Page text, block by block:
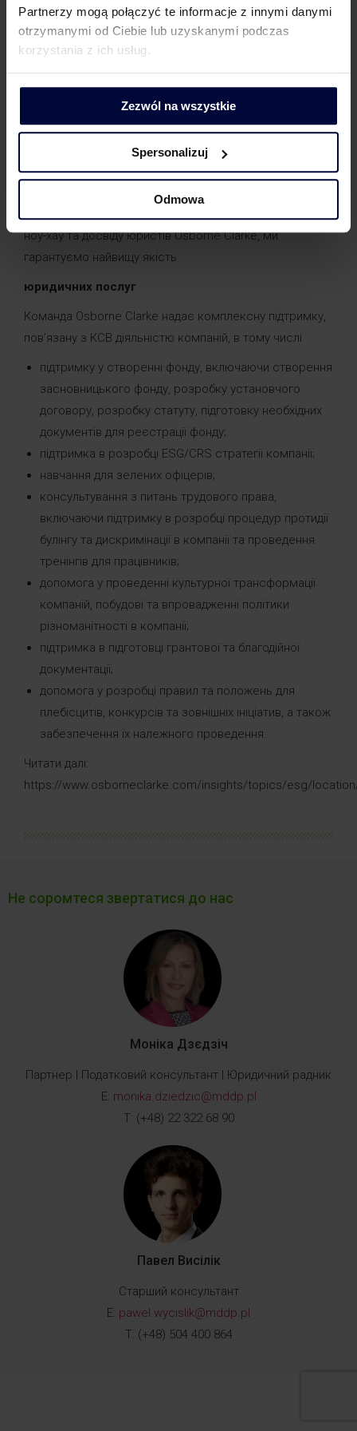
Partnerzy mogą połączyć te informacje z innymi danymi
otrzymanymi od Ciebie lub uzyskanymi podczas
korzystania z ich usług.
Zezwól na wszystkie
Spersonalizuj
Odmowa
Юридична підтримка
У співпраці з Osborne Clarke – однією з найбільших
юридичних фірм у світі – ми пропонуємо комплексну
юридичну підтримку, необхідну для безпечного та
ефективного ведення соціально відповідального
бізнесу – як на польському ринку, так і на
ноу-хау та досвіду юристів Osborne Clarke, ми
гарантуємо найвищу якість
юридичних послуг
Команда Osborne Clarke надає комплексну підтримку,
пов’язану з КСВ діяльністю компаній, в тому числі
підтримку у створенні фонду, включаючи створення
засновницького фонду, розробку установчого
договору, розробку статуту, підготовку необхідних
документів для реєстрації фонду;
підтримка в розробці ESG/CRS стратегії компанії;
навчання для зелених офіцерів;
консультування з питань трудового права,
включаючи підтримку в розробці процедур протидії
булінгу та дискримінації в компанії та проведення
тренінгів для працівників;
допомога у проведенні культурної трансформації
компаній, побудові та впровадженні політики
різноманітності в компанії;
підтримка в підготовці грантової та благодійної
документації;
допомога у розробці правил та положень для
плебісцитів, конкурсів та зовнішніх ініціатив, а також
забезпечення їх належного проведення.
Читати далі:
https://www.osborneclarke.com/insights/topics/esg/
Не соромтеся звертатися до нас
Моніка Дзєдзіч
Партнер | Податковий консультант | Юридичний радник
E: monika.dziedzic@mddp.pl
T: (+48) 22 322 68 90
Павел Висілік
Старший консультант
E: pawel.wycislik@mddp.pl
T: (+48) 504 400 864